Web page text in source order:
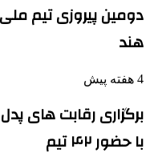
دومین پیروزی تیم
هند
4 هفته پیش
برگزاری رقابت های
با حضور ۴۲ تیم